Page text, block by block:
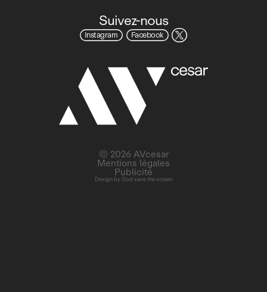
Suivez-nous
Instagram Facebook
Design by God save the screen
© 2026 AVcesar
Mentions légales
Publicité